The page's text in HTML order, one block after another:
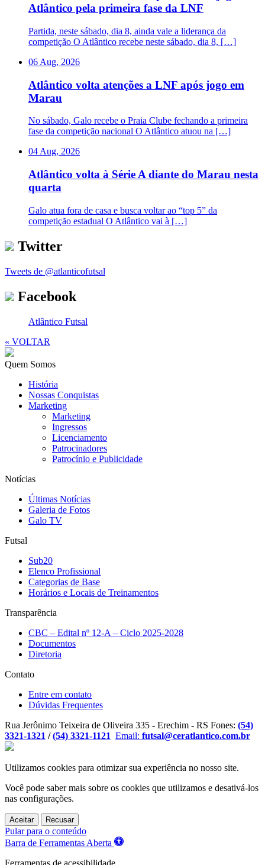
Atlântico pela primeira fase da LNF
Partida, neste sábado, dia 8, ainda vale a liderança da
competição O Atlântico recebe neste sábado, dia 8, […]
06 Aug, 2026
Atlântico volta atenções a LNF após jogo em
Marau
No sábado, Galo recebe o Praia Clube fechando a primeira
fase da competição nacional O Atlântico atuou na […]
04 Aug, 2026
Atlântico volta à Série A diante do Marau nesta
quarta
Galo atua fora de casa e busca voltar ao “top 5” da
competição estadual O Atlântico vai à […]
Twitter
Tweets de @atlanticofutsal
Facebook
Atlântico Futsal
« VOLTAR
Quem Somos
História
Nossas Conquistas
Marketing
Marketing
Ingressos
Licenciamento
Patrocinadores
Patrocínio e Publicidade
Notícias
Últimas Notícias
Galeria de Fotos
Galo TV
Futsal
Sub20
Elenco Profissional
Categorias de Base
Horários e Locais de Treinamentos
Transparência
CBC – Edital nº 12-A – Ciclo 2025-2028
Documentos
Diretoria
Contato
Entre em contato
Dúvidas Frequentes
Rua Jerônimo Teixeira de Oliveira 335 - Erechim - RS Fones: (54)
3321-1321 /(54) 3321-1121 Email: futsal@ceratlantico.com.br
Utilizamos cookies para otimizar sua experiência no nosso site.
Você pode saber mais sobre os cookies que utilizamos e desativá-los
nas configurações.
Aceitar Recusar
Pular para o conteúdo
Barra de Ferramentas Aberta
Ferramentas de acessibilidade